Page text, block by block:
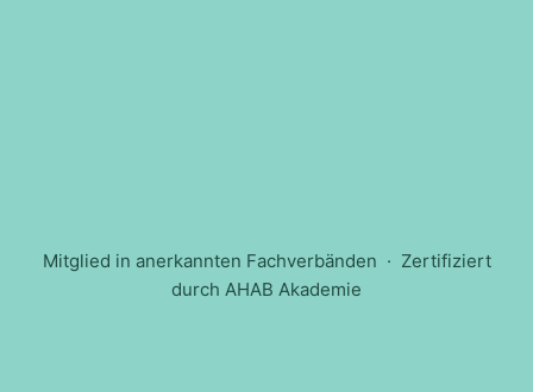
Mitglied in anerkannten Fachverbänden · Zertifiziert
durch AHAB Akademie